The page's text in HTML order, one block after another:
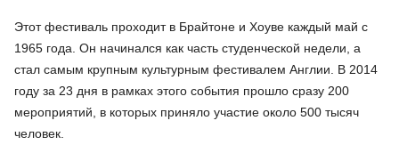
Этот фестиваль проходит в Брайтоне и Хоуве каждый май с
1965 года. Он начинался как часть студенческой недели, а
стал самым крупным культурным фестивалем Англии. В 2014
году за 23 дня в рамках этого события прошло сразу 200
мероприятий, в которых приняло участие около 500 тысяч
человек.